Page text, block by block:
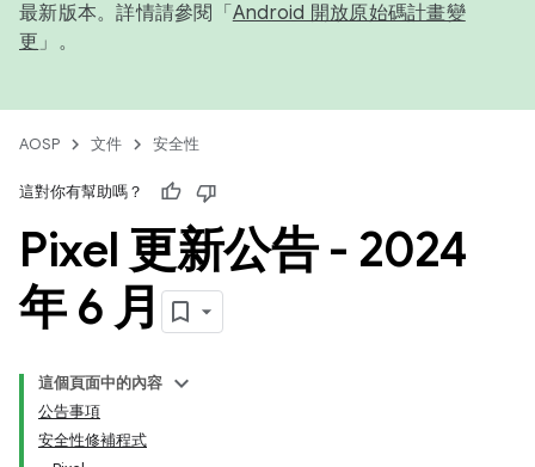
最新版本。詳情請參閱「 Android 開放原始碼計畫變
更 」。
AOSP 文件 安全性
這對你有幫助嗎？
Pixel 更新公告 - 2024
年 6 月
這個頁面中的內容
公告事項
安全性修補程式